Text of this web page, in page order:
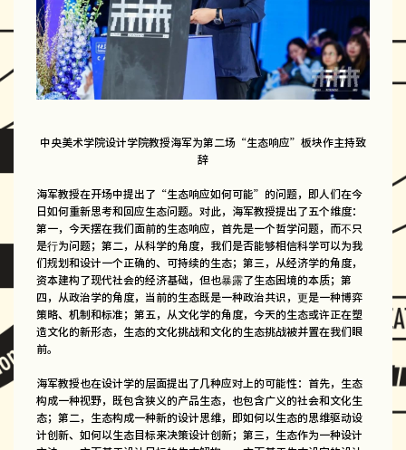
中央美术学院设计学院教授海军为第二场“生态响应”板块作主持致
辞
海军教授在开场中提出了“生态响应如何可能”的问题，即人们在今
日如何重新思考和回应生态问题。对此，海军教授提出了五个维度：
第一，今天摆在我们面前的生态响应，首先是一个哲学问题，而不只
是行为问题；第二，从科学的角度，我们是否能够相信科学可以为我
们规划和设计一个正确的、可持续的生态；第三，从经济学的角度，
资本建构了现代社会的经济基础，但也暴露了生态困境的本质；第
四，从政治学的角度，当前的生态既是一种政治共识，更是一种博弈
策略、机制和标准；第五，从文化学的角度，今天的生态或许正在塑
造文化的新形态，生态的文化挑战和文化的生态挑战被并置在我们眼
前。
海军教授也在设计学的层面提出了几种应对上的可能性：首先，生态
构成一种视野，既包含狭义的产品生态，也包含广义的社会和文化生
态；第二，生态构成一种新的设计思维，即如何以生态的思维驱动设
计创新、如何以生态目标来决策设计创新；第三，生态作为一种设计